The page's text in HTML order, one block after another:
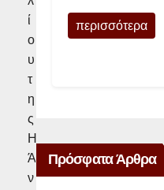
ί
ο
υ
τ
η
ς
Η
Ά
ν
περισσότερα
Πρόσφατα Άρθρα